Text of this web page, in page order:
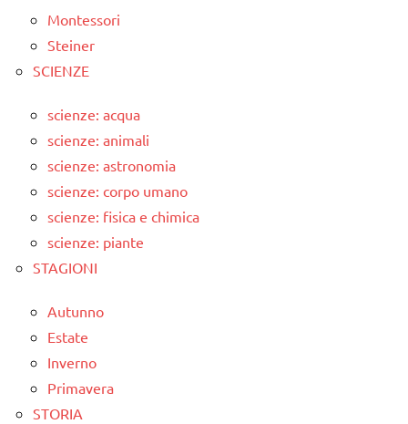
Montessori
Steiner
SCIENZE
scienze: acqua
scienze: animali
scienze: astronomia
scienze: corpo umano
scienze: fisica e chimica
scienze: piante
STAGIONI
Autunno
Estate
Inverno
Primavera
STORIA